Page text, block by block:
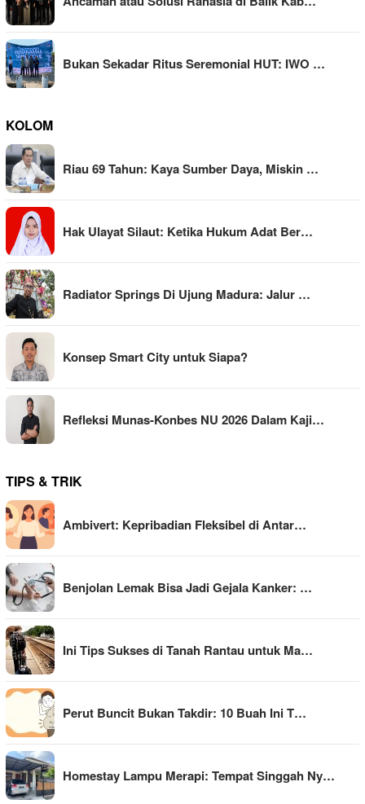
Bukan Sekadar Ritus Seremonial HUT: IWO …
KOLOM
Riau 69 Tahun: Kaya Sumber Daya, Miskin …
Hak Ulayat Silaut: Ketika Hukum Adat Ber…
Radiator Springs Di Ujung Madura: Jalur …
Konsep Smart City untuk Siapa?
Refleksi Munas-Konbes NU 2026 Dalam Kaji…
TIPS & TRIK
Ambivert: Kepribadian Fleksibel di Antar…
Benjolan Lemak Bisa Jadi Gejala Kanker: …
Ini Tips Sukses di Tanah Rantau untuk Ma…
Perut Buncit Bukan Takdir: 10 Buah Ini T…
Homestay Lampu Merapi: Tempat Singgah Ny…